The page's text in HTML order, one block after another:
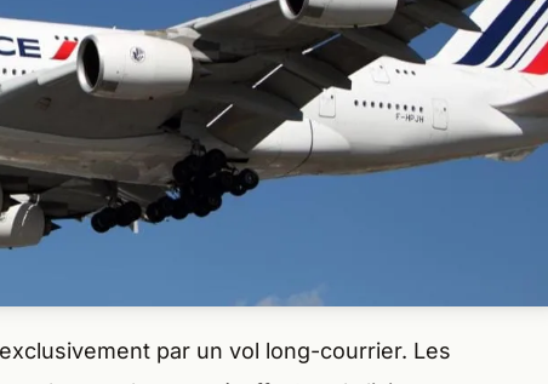
par un vol long-courrier. Les